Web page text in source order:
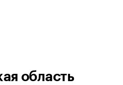
область